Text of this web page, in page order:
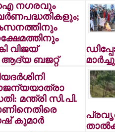
നഗരവും
വിജയ്
ആദ്യ ബജറ്റ്
മന്ത്രി സി.പി.
കുമാര്‍